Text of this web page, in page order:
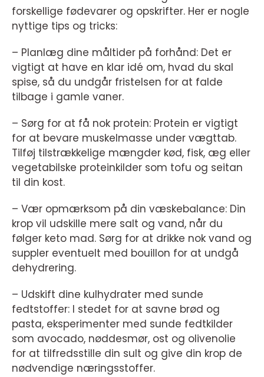
forskellige fødevarer og opskrifter. Her er nogle
nyttige tips og tricks:
– Planlæg dine måltider på forhånd: Det er
vigtigt at have en klar idé om, hvad du skal
spise, så du undgår fristelsen for at falde
tilbage i gamle vaner.
– Sørg for at få nok protein: Protein er vigtigt
for at bevare muskelmasse under vægttab.
Tilføj tilstrækkelige mængder kød, fisk, æg eller
vegetabilske proteinkilder som tofu og seitan
til din kost.
– Vær opmærksom på din væskebalance: Din
krop vil udskille mere salt og vand, når du
følger keto mad. Sørg for at drikke nok vand og
suppler eventuelt med bouillon for at undgå
dehydrering.
– Udskift dine kulhydrater med sunde
fedtstoffer: I stedet for at savne brød og
pasta, eksperimenter med sunde fedtkilder
som avocado, nøddesmør, ost og olivenolie
for at tilfredsstille din sult og give din krop de
nødvendige næringsstoffer.